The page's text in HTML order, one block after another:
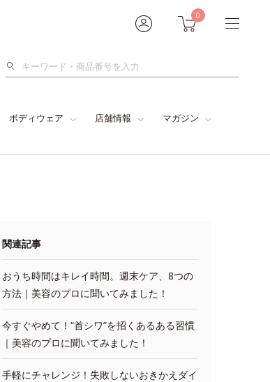
0
検
ボディウェア 店舗情報 マガジン
関連記事
おうち時間はキレイ時間。週末ケア、8つの
方法｜美容のプロに聞いてみました！
今すぐやめて！“首シワ”を招くあるある習慣
｜美容のプロに聞いてみました！
手軽にチャレンジ！失敗しないおきかえダイ